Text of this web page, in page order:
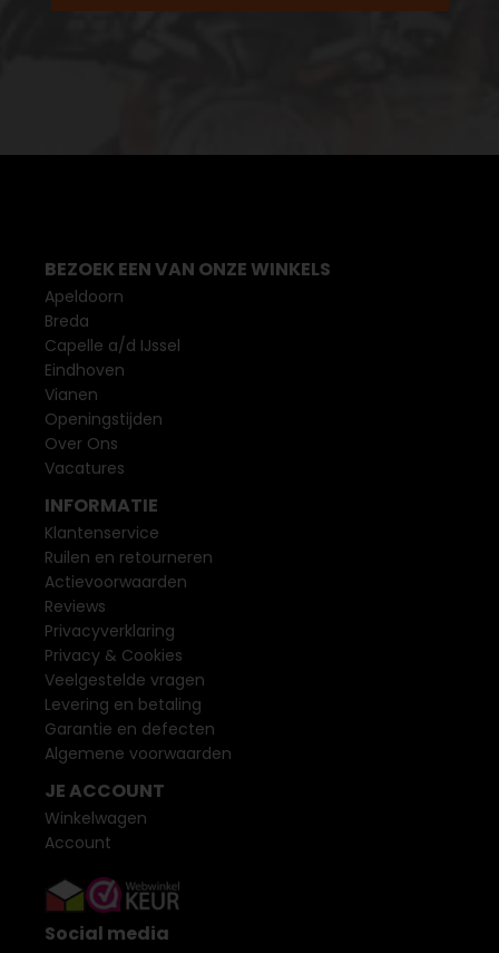
BEZOEK EEN VAN ONZE WINKELS
Apeldoorn
Breda
Capelle a/d IJssel
Eindhoven
Vianen
Openingstijden
Over Ons
Vacatures
INFORMATIE
Klantenservice
Ruilen en retourneren
Actievoorwaarden
Reviews
Privacyverklaring
Privacy & Cookies
Veelgestelde vragen
Levering en betaling
Garantie en defecten
Algemene voorwaarden
JE ACCOUNT
Winkelwagen
Account
Social media